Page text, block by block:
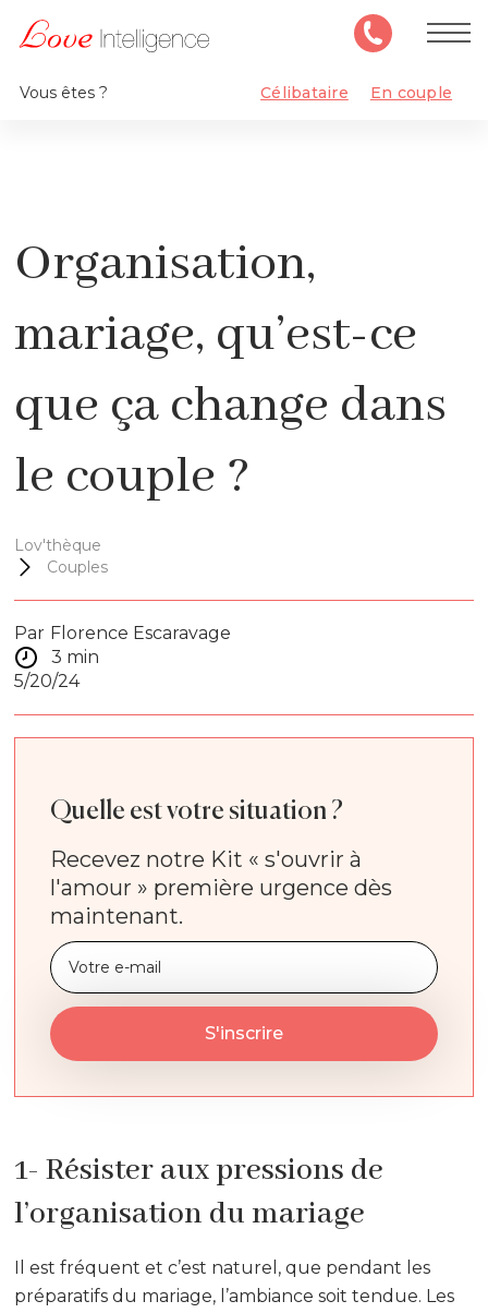
Vous êtes ? Célibataire En couple
Organisation,
mariage, qu’est-ce
que ça change dans
le couple ?
Lov'thèque
Couples
Par Florence Escaravage
3 min
5/20/24
Quelle est votre situation ?
Recevez notre Kit « s'ouvrir à
l'amour » première urgence dès
maintenant.
1- Résister aux pressions de
l’organisation du mariage
Il est fréquent et c’est naturel, que pendant les
préparatifs du mariage, l’ambiance soit tendue. Les